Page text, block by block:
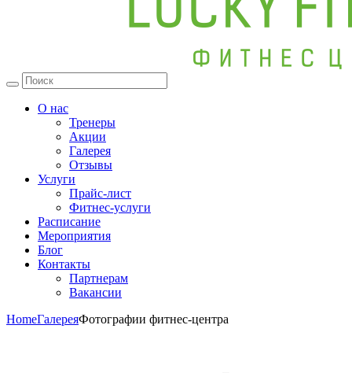
О нас
Тренеры
Акции
Галерея
Отзывы
Услуги
Прайс-лист
Фитнес-услуги
Расписание
Мероприятия
Блог
Контакты
Партнерам
Вакансии
HomeГалереяФотографии фитнес-центра